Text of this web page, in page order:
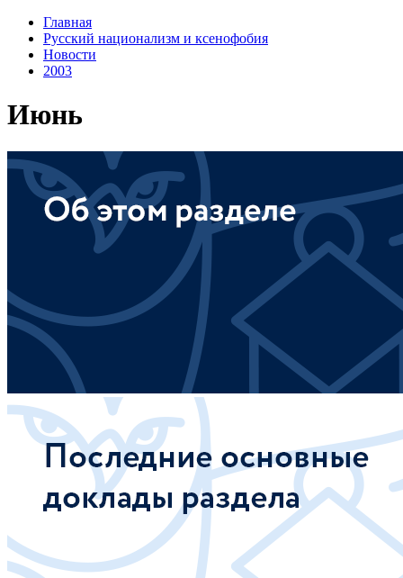
Главная
Русский национализм и ксенофобия
Новости
2003
Июнь